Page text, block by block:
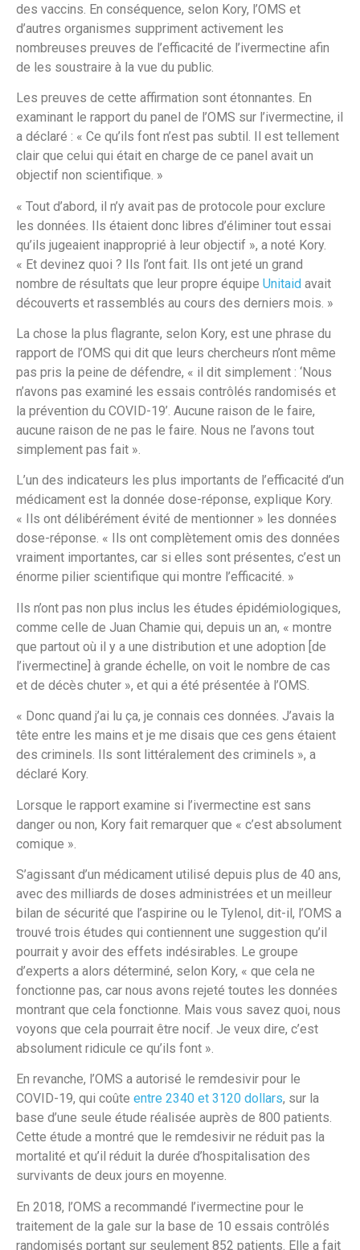
des vaccins. En conséquence, selon Kory, l’OMS et
d’autres organismes suppriment activement les
nombreuses preuves de l’efficacité de l’ivermectine afin
de les soustraire à la vue du public.
Les preuves de cette affirmation sont étonnantes. En
examinant le rapport du panel de l’OMS sur l’ivermectine, il
a déclaré : « Ce qu’ils font n’est pas subtil. Il est tellement
clair que celui qui était en charge de ce panel avait un
objectif non scientifique. »
« Tout d’abord, il n’y avait pas de protocole pour exclure
les données. Ils étaient donc libres d’éliminer tout essai
qu’ils jugeaient inapproprié à leur objectif », a noté Kory.
« Et devinez quoi ? Ils l’ont fait. Ils ont jeté un grand
nombre de résultats que leur propre équipe Unitaid avait
découverts et rassemblés au cours des derniers mois. »
La chose la plus flagrante, selon Kory, est une phrase du
rapport de l’OMS qui dit que leurs chercheurs n’ont même
pas pris la peine de défendre, « il dit simplement : ‘Nous
n’avons pas examiné les essais contrôlés randomisés et
la prévention du COVID-19’. Aucune raison de le faire,
aucune raison de ne pas le faire. Nous ne l’avons tout
simplement pas fait ».
L’un des indicateurs les plus importants de l’efficacité d’un
médicament est la donnée dose-réponse, explique Kory.
« Ils ont délibérément évité de mentionner » les données
dose-réponse. « Ils ont complètement omis des données
vraiment importantes, car si elles sont présentes, c’est un
énorme pilier scientifique qui montre l’efficacité. »
Ils n’ont pas non plus inclus les études épidémiologiques,
comme celle de Juan Chamie qui, depuis un an, « montre
que partout où il y a une distribution et une adoption [de
l’ivermectine] à grande échelle, on voit le nombre de cas
et de décès chuter », et qui a été présentée à l’OMS.
« Donc quand j’ai lu ça, je connais ces données. J’avais la
tête entre les mains et je me disais que ces gens étaient
des criminels. Ils sont littéralement des criminels », a
déclaré Kory.
Lorsque le rapport examine si l’ivermectine est sans
danger ou non, Kory fait remarquer que « c’est absolument
comique ».
S’agissant d’un médicament utilisé depuis plus de 40 ans,
avec des milliards de doses administrées et un meilleur
bilan de sécurité que l’aspirine ou le Tylenol, dit-il, l’OMS a
trouvé trois études qui contiennent une suggestion qu’il
pourrait y avoir des effets indésirables. Le groupe
d’experts a alors déterminé, selon Kory, « que cela ne
fonctionne pas, car nous avons rejeté toutes les données
montrant que cela fonctionne. Mais vous savez quoi, nous
voyons que cela pourrait être nocif. Je veux dire, c’est
absolument ridicule ce qu’ils font ».
En revanche, l’OMS a autorisé le remdesivir pour le
COVID-19, qui coûte entre 2340 et 3120 dollars, sur la
base d’une seule étude réalisée auprès de 800 patients.
Cette étude a montré que le remdesivir ne réduit pas la
mortalité et qu’il réduit la durée d’hospitalisation des
survivants de deux jours en moyenne.
En 2018, l’OMS a recommandé l’ivermectine pour le
traitement de la gale sur la base de 10 essais contrôlés
randomisés portant sur seulement 852 patients. Elle a fait